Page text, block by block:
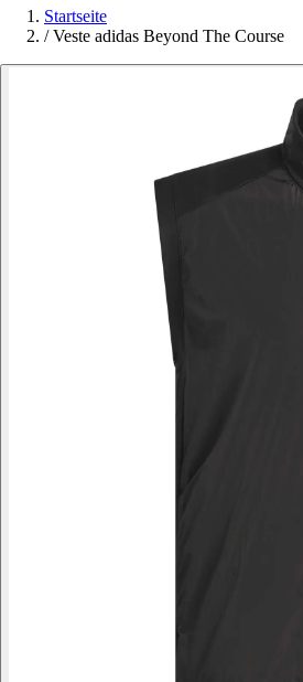
Startseite
/ Veste adidas Beyond The Course